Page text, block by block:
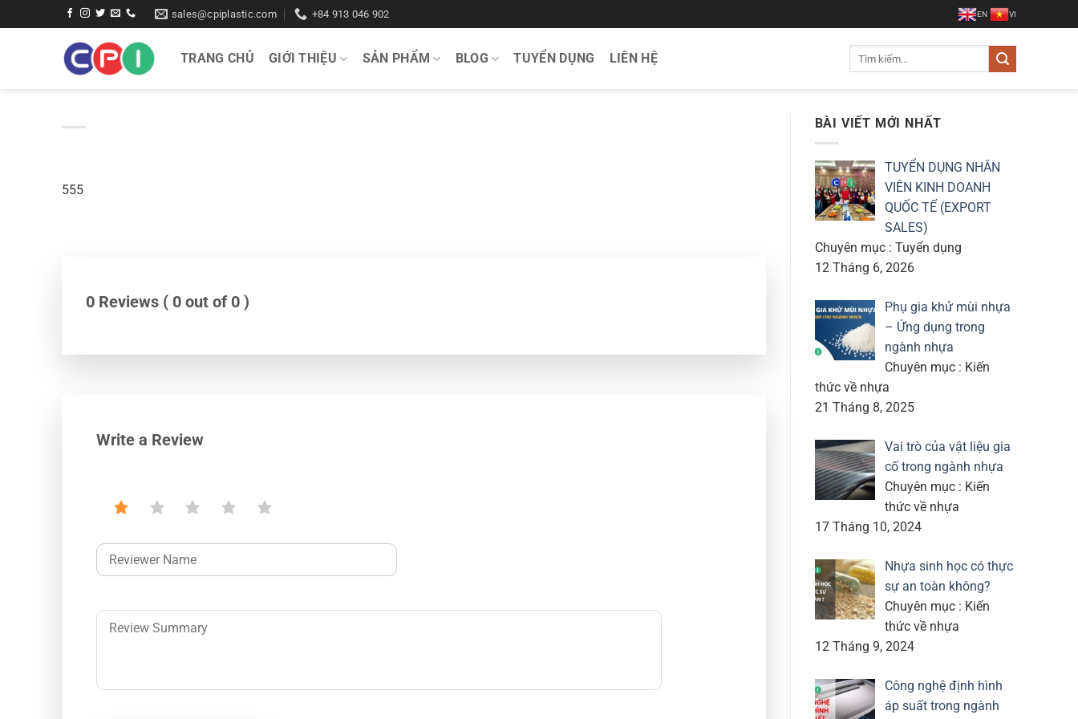
qua
sales@cpiplastic.com +84 913 046 902 EN VI
TRANG CHỦ GIỚI THIỆU SẢN PHẨM BLOG TUYỂN DỤNG LIÊN HỆ
555
0 Reviews ( 0 out of 0 )
Write a Review
BÀI VIẾT MỚI NHẤT
TUYỂN DỤNG NHÂN
VIÊN KINH DOANH
QUỐC TẾ (EXPORT
SALES)
Chuyên mục : Tuyển dụng
12 Tháng 6, 2026
Phụ gia khử mùi nhựa
– Ứng dụng trong
ngành nhựa
Chuyên mục : Kiến
thức về nhựa
21 Tháng 8, 2025
Vai trò của vật liệu gia
cố trong ngành nhựa
Chuyên mục : Kiến
thức về nhựa
17 Tháng 10, 2024
Nhựa sinh học có thực
sự an toàn không?
Chuyên mục : Kiến
thức về nhựa
12 Tháng 9, 2024
Công nghệ định hình
áp suất trong ngành